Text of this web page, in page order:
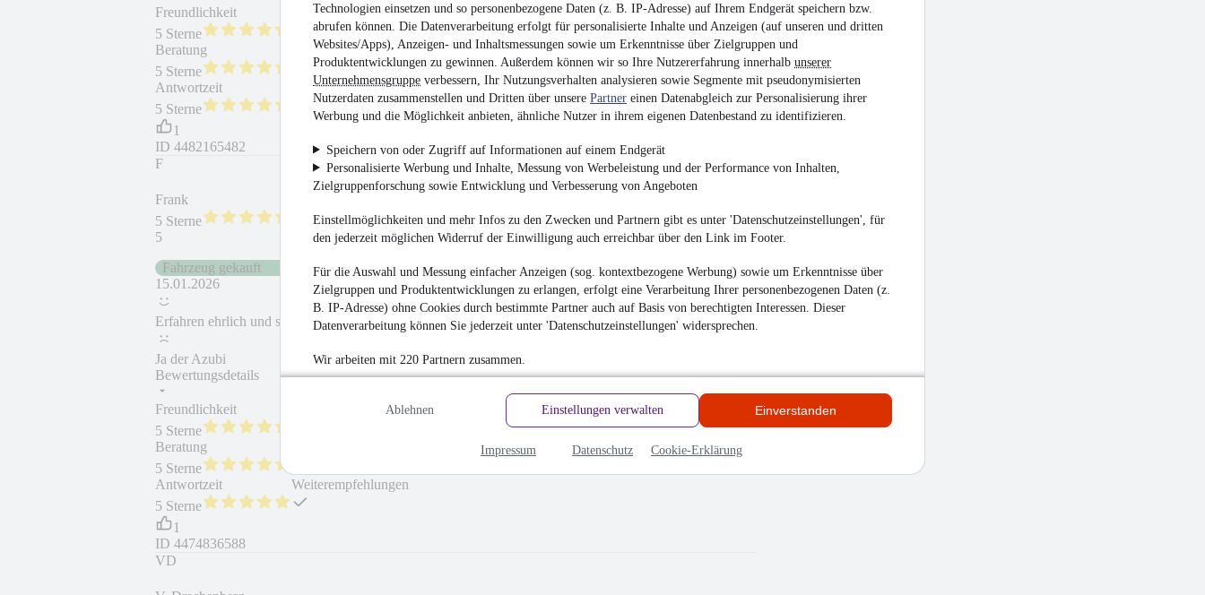
Technologien einsetzen und so personenbezogene Daten (z. B. IP-Adresse) auf Ihrem Endgerät speichern bzw.
abrufen können. Die Datenverarbeitung erfolgt für personalisierte Inhalte und Anzeigen (auf unseren und dritten
Websites/Apps), Anzeigen- und Inhaltsmessungen sowie um Erkenntnisse über Zielgruppen und
Produktentwicklungen zu gewinnen. Außerdem können wir so Ihre Nutzererfahrung innerhalb unserer
Unternehmensgruppe verbessern, Ihr Nutzungsverhalten analysieren sowie Segmente mit pseudonymisierten
Nutzerdaten zusammenstellen und Dritten über unsere Partner einen Datenabgleich zur Personalisierung ihrer
Werbung und die Möglichkeit anbieten, ähnliche Nutzer in ihrem eigenen Datenbestand zu identifizieren.
Speichern von oder Zugriff auf Informationen auf einem Endgerät
Personalisierte Werbung und Inhalte, Messung von Werbeleistung und der Performance von Inhalten,
Zielgruppenforschung sowie Entwicklung und Verbesserung von Angeboten
Einstellmöglichkeiten und mehr Infos zu den Zwecken und Partnern gibt es unter 'Datenschutzeinstellungen', für
den jederzeit möglichen Widerruf der Einwilligung auch erreichbar über den Link im Footer.
Für die Auswahl und Messung einfacher Anzeigen (sog. kontextbezogene Werbung) sowie um Erkenntnisse über
Zielgruppen und Produktentwicklungen zu erlangen, erfolgt eine Verarbeitung Ihrer personenbezogenen Daten (z.
B. IP-Adresse) ohne Cookies durch bestimmte Partner auch auf Basis von berechtigten Interessen. Dieser
Datenverarbeitung können Sie jederzeit unter 'Datenschutzeinstellungen' widersprechen.
Wir arbeiten mit 220 Partnern zusammen.
Ablehnen Einstellungen verwalten Einverstanden
Impressum Datenschutz Cookie-Erklärung
Freundlichkeit
5 Sterne
Beratung
5 Sterne
Antwortzeit
5 Sterne
Fahrzeug gekauft
Fahrzeug wie beschrieben
Weiterempfehlungen
1
ID 4482165482
F
Frank
5 Sterne
5
Fahrzeug gekauft
15.01.2026
Erfahren ehrlich und super Gespräch
Ja der Azubi
Bewertungsdetails
Freundlichkeit
5 Sterne
Beratung
5 Sterne
Antwortzeit
5 Sterne
Fahrzeug gekauft
Weiterempfehlungen
1
ID 4474836588
VD